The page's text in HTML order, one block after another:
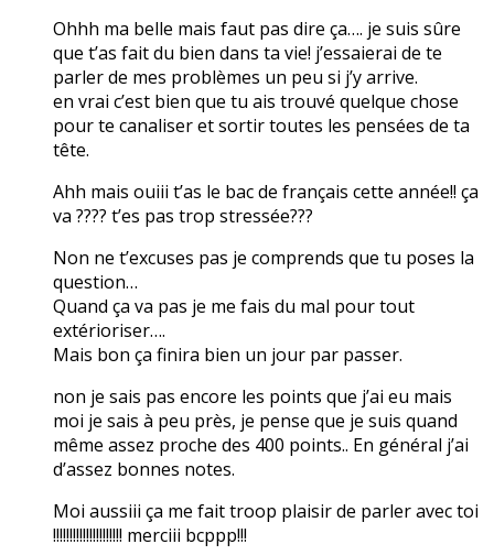
Ohhh ma belle mais faut pas dire ça…. je suis sûre
que t’as fait du bien dans ta vie! j’essaierai de te
parler de mes problèmes un peu si j’y arrive.
en vrai c’est bien que tu ais trouvé quelque chose
pour te canaliser et sortir toutes les pensées de ta
tête.
Ahh mais ouiii t’as le bac de français cette année!! ça
va ???? t’es pas trop stressée???
Non ne t’excuses pas je comprends que tu poses la
question…
Quand ça va pas je me fais du mal pour tout
extérioriser….
Mais bon ça finira bien un jour par passer.
non je sais pas encore les points que j’ai eu mais
moi je sais à peu près, je pense que je suis quand
même assez proche des 400 points.. En général j’ai
d’assez bonnes notes.
Moi aussiii ça me fait troop plaisir de parler avec toi
!!!!!!!!!!!!!!!!!!!!! merciii bcppp!!!